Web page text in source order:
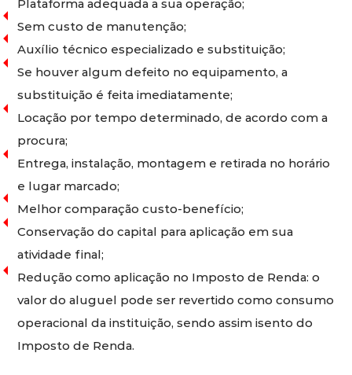
Plataforma adequada a sua operação;
Sem custo de manutenção;
Auxílio técnico especializado e substituição;
Se houver algum defeito no equipamento, a
substituição é feita imediatamente;
Locação por tempo determinado, de acordo com a
procura;
Entrega, instalação, montagem e retirada no horário
e lugar marcado;
Melhor comparação custo-benefício;
Conservação do capital para aplicação em sua
atividade final;
Redução como aplicação no Imposto de Renda: o
valor do aluguel pode ser revertido como consumo
operacional da instituição, sendo assim isento do
Imposto de Renda.